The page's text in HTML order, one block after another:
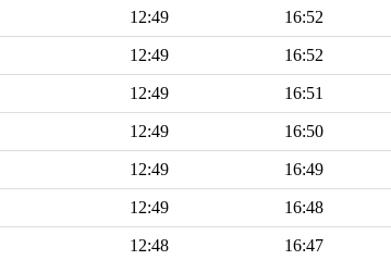
12:49 16:52
12:49 16:52
12:49 16:51
12:49 16:50
12:49 16:49
12:49 16:48
12:48 16:47